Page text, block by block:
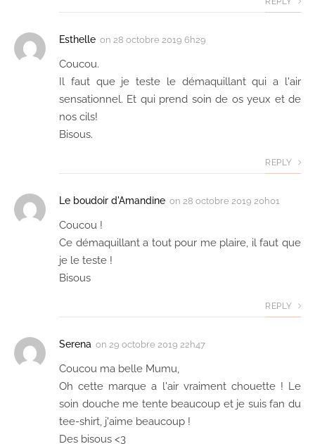
Esthelle on 28 octobre 2019 6h29
Coucou.
Il faut que je teste le démaquillant qui a l'air
sensationnel. Et qui prend soin de os yeux et de
nos cils!
Bisous.
REPLY
Le boudoir d'Amandine on 28 octobre 2019 20h01
Coucou !
Ce démaquillant a tout pour me plaire, il faut que
je le teste !
Bisous
REPLY
Serena on 29 octobre 2019 22h47
Coucou ma belle Mumu,
Oh cette marque a l'air vraiment chouette ! Le
soin douche me tente beaucoup et je suis fan du
tee-shirt, j'aime beaucoup !
Des bisous <3